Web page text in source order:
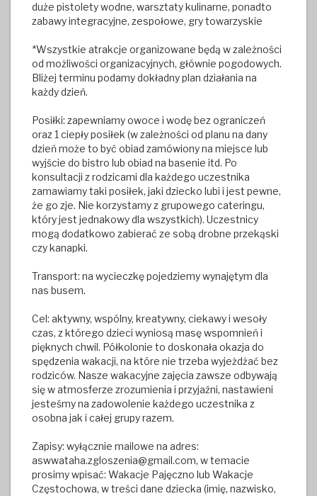
duże pistolety wodne, warsztaty kulinarne, ponadto
zabawy integracyjne, zespołowe, gry towarzyskie
*Wszystkie atrakcje organizowane będą w zależności
od możliwości organizacyjnych, głównie pogodowych.
Bliżej terminu podamy dokładny plan działania na
każdy dzień.
Posiłki: zapewniamy owoce i wodę bez ograniczeń
oraz 1 ciepły posiłek (w zależności od planu na dany
dzień może to być obiad zamówiony na miejsce lub
wyjście do bistro lub obiad na basenie itd. Po
konsultacji z rodzicami dla każdego uczestnika
zamawiamy taki posiłek, jaki dziecko lubi i jest pewne,
że go zje. Nie korzystamy z grupowego cateringu,
który jest jednakowy dla wszystkich). Uczestnicy
mogą dodatkowo zabierać ze sobą drobne przekąski
czy kanapki.
Transport: na wycieczkę pojedziemy wynajętym dla
nas busem.
Cel: aktywny, wspólny, kreatywny, ciekawy i wesoły
czas, z którego dzieci wyniosą masę wspomnień i
pięknych chwil. Półkolonie to doskonała okazja do
spędzenia wakacji, na które nie trzeba wyjeżdżać bez
rodziców. Nasze wakacyjne zajęcia zawsze odbywają
się w atmosferze zrozumienia i przyjaźni, nastawieni
jesteśmy na zadowolenie każdego uczestnika z
osobna jak i całej grupy razem.
Zapisy: wyłącznie mailowe na adres:
aswwataha.zgloszenia@gmail.com, w temacie
prosimy wpisać: Wakacje Pajęczno lub Wakacje
Częstochowa, w treści dane dziecka (imię, nazwisko,